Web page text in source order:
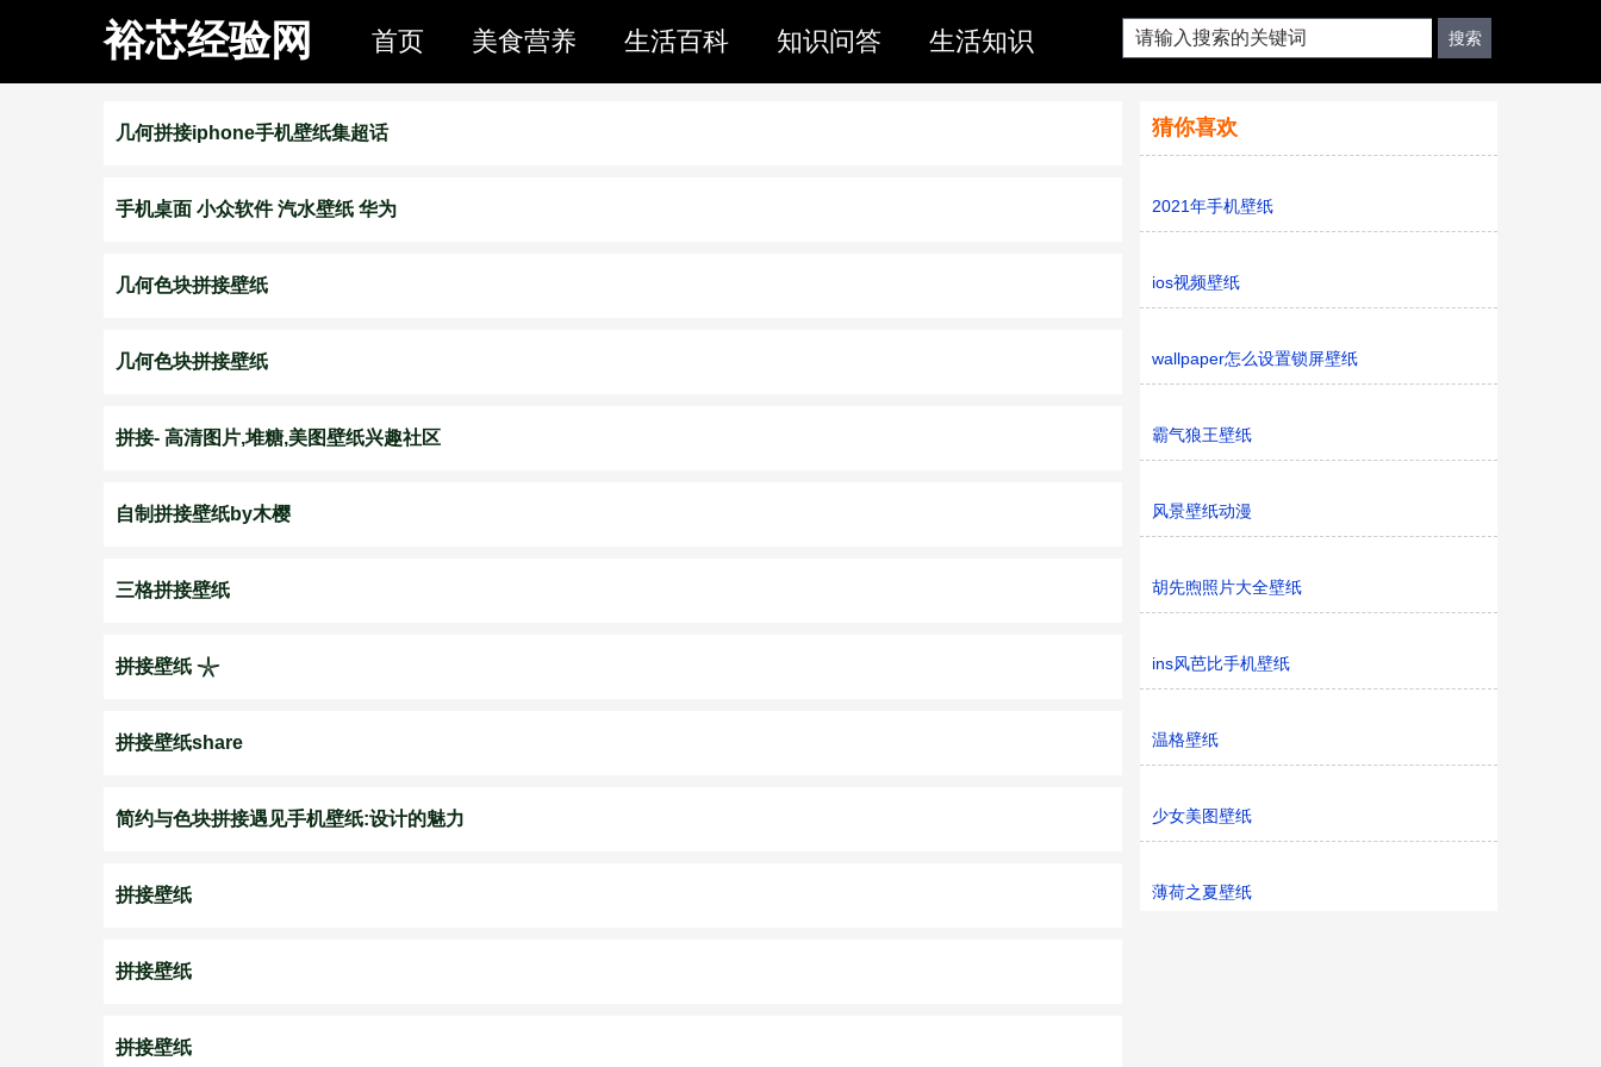
裕芯经验网 首页 美食营养 生活百科 知识问答 生活知识
几何拼接iphone手机壁纸集超话
手机桌面 小众软件 汽水壁纸 华为
几何色块拼接壁纸
几何色块拼接壁纸
拼接- 高清图片,堆糖,美图壁纸兴趣社区
自制拼接壁纸by木樱
三格拼接壁纸
拼接壁纸 𓇼
拼接壁纸share
简约与色块拼接遇见手机壁纸:设计的魅力
拼接壁纸
拼接壁纸
拼接壁纸
猜你喜欢
2021年手机壁纸
ios视频壁纸
wallpaper怎么设置锁屏壁纸
霸气狼王壁纸
风景壁纸动漫
胡先煦照片大全壁纸
ins风芭比手机壁纸
温格壁纸
少女美图壁纸
薄荷之夏壁纸